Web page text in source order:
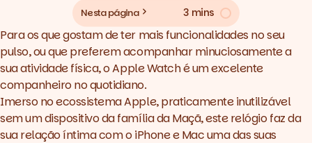
Nesta página 3 mins
Para os que gostam de ter mais funcionalidades no seu
pulso, ou que preferem acompanhar minuciosamente a
sua atividade física, o Apple Watch é um excelente
companheiro no quotidiano.
Imerso no ecossistema Apple, praticamente inutilizável
sem um dispositivo da família da Maçã, este relógio faz da
sua relação íntima com o iPhone e Mac uma das suas